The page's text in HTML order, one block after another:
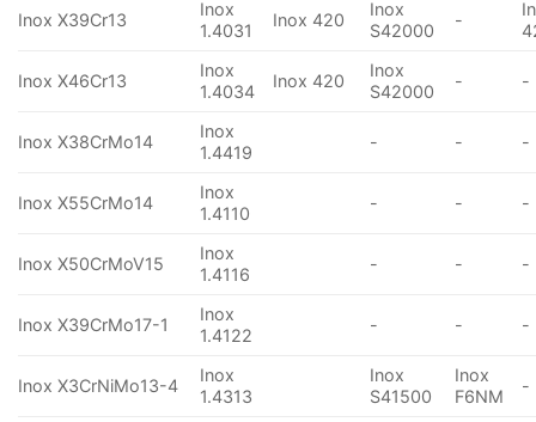
Inox X39Cr13
Inox
1.4031
Inox 420
Inox
S42000
-
Inox X46Cr13
Inox
1.4034
Inox 420
Inox
S42000
- -
Inox X38CrMo14
Inox
1.4419
- - -
Inox X55CrMo14
Inox
1.4110
- - -
Inox X50CrMoV15
Inox
1.4116
- - -
Inox X39CrMo17-1
Inox
1.4122
- - -
Inox X3CrNiMo13-4
Inox
1.4313
Inox
S41500
Inox
F6NM
-